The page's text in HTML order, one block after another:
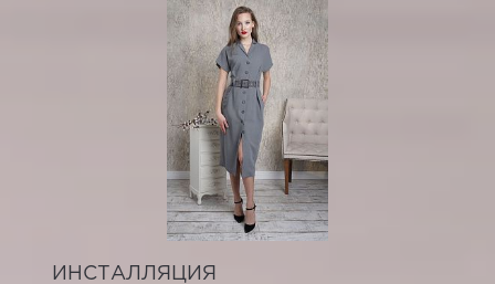
ИНСТАЛЛЯЦИЯ